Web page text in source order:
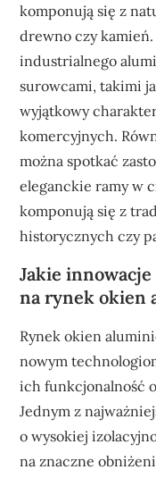
komponują się z
drewno czy
industrialnego
surowcami, takimi
wyjątkowy
komercyjnych.
można spotkać
eleganckie ramy w
komponują się z
historycznych czy
Jakie
na rynek okien
Rynek okien
nowym
ich funkcjonalność
Jednym z
o wysokiej
na znaczne